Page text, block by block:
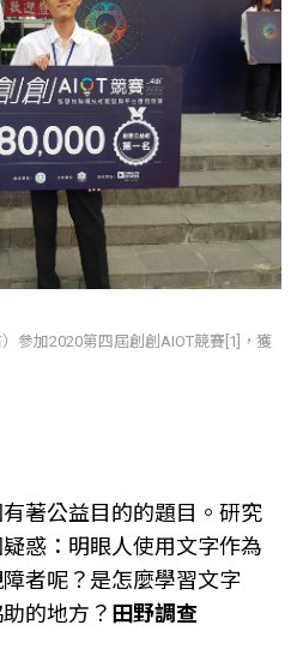
參加2020第四屆創創AIOT競賽[1]，獲
著公益目的的題目。研究
惑：明眼人使用文字作為
者呢？是怎麼學習文字
的地方？ 田野調查